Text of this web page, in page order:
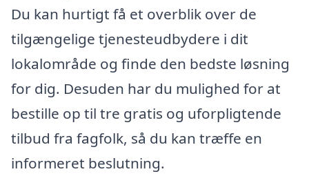
Du kan hurtigt få et overblik over de
tilgængelige tjenesteudbydere i dit
lokalområde og finde den bedste løsning
for dig. Desuden har du mulighed for at
bestille op til tre gratis og uforpligtende
tilbud fra fagfolk, så du kan træffe en
informeret beslutning.